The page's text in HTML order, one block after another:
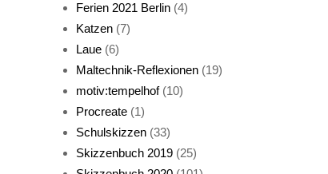
Ferien 2021 Berlin(4)
Katzen(7)
Laue(6)
Maltechnik-Reflexionen(19)
motiv:tempelhof(10)
Procreate(1)
Schulskizzen(33)
Skizzenbuch 2019(25)